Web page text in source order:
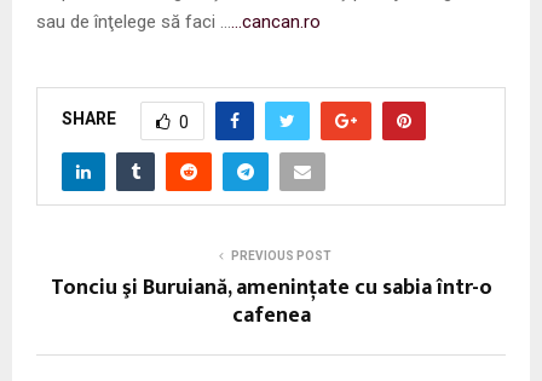
sau de înţelege să faci …
…cancan.ro
SHARE 0
PREVIOUS POST
Tonciu şi Buruiană, ameninţate cu sabia într-o
cafenea